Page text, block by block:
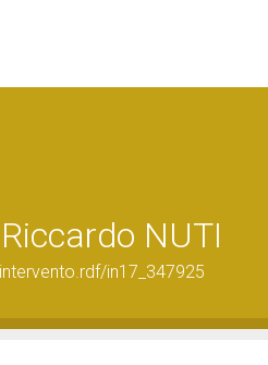
NUTI
in17_347925